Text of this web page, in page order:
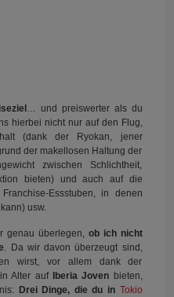
… und preiswerter als du
hierbei nicht nur auf den Flug,
(dank der Ryokan, jener
der makellosen Haltung der
zwischen Schlichtheit,
bieten) und auch auf die
Essstuben, in denen
usw.
genau überlegen, ob ich nicht
. Da wir davon überzeugt sind,
wirst, vor allem dank der
Alter auf
Iberia Joven bieten,
Drei Dinge, die du in Tokio